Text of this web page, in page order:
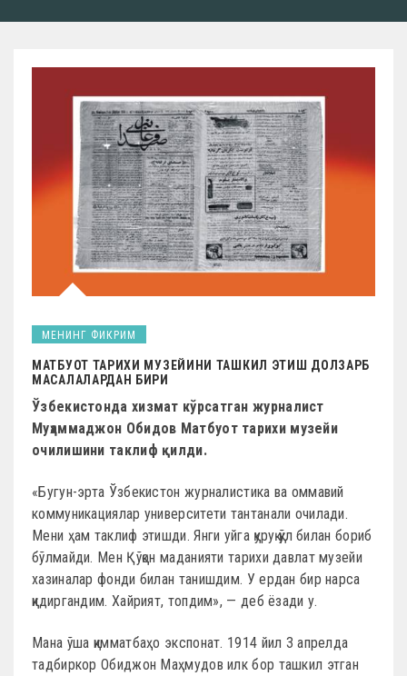
МЕНИНГ ФИКРИМ
МАТБУОТ ТАРИХИ МУЗЕЙИНИ ТАШКИЛ ЭТИШ ДОЛЗАРБ
МАСАЛАЛАРДАН БИРИ
Ўзбекистонда хизмат кўрсатган журналист
Муҳаммаджон Обидов Матбуот тарихи музейи
очилишини таклиф қилди.
«Бугун-эрта Ўзбекистон журналистика ва оммавий
коммуникациялар университети тантанали очилади.
Мени ҳам таклиф этишди. Янги уйга қуруқ қўл билан бориб
бўлмайди. Мен Қўқон маданияти тарихи давлат музейи
хазиналар фонди билан танишдим. У ердан бир нарса
қидиргандим. Хайрият, топдим», — деб ёзади у.
Мана ўша қимматбаҳо экспонат. 1914 йил 3 апрелда
тадбиркор Обиджон Маҳмудов илк бор ташкил этган